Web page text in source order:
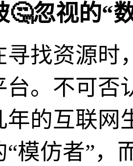
🤔忽视的“
寻找资源时
台。不可否
年的互联网
“模仿者”，